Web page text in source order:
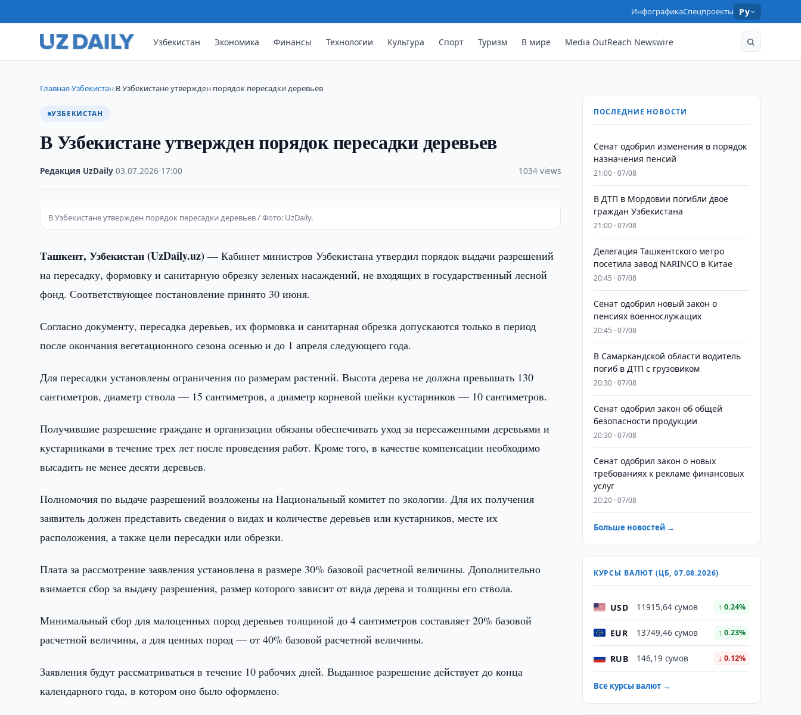
ИнфографикаСпецпроекты Ру
Узбекистан Экономика Финансы Технологии Культура Спорт Туризм В мире Media OutReach Newswire
Главная›Узбекистан›В Узбекистане утвержден порядок пересадки деревьев
УЗБЕКИСТАН
В Узбекистане утвержден порядок пересадки деревьев
Редакция UzDaily ·03.07.2026 17:00 1034 views
В Узбекистане утвержден порядок пересадки деревьев / Фото: UzDaily.
Ташкент, Узбекистан (UzDaily.uz) —Кабинет министров Узбекистана утвердил порядок выдачи разрешений
на пересадку, формовку и санитарную обрезку зеленых насаждений, не входящих в государственный лесной
фонд. Соответствующее постановление принято 30 июня.
Согласно документу, пересадка деревьев, их формовка и санитарная обрезка допускаются только в период
после окончания вегетационного сезона осенью и до 1 апреля следующего года.
Для пересадки установлены ограничения по размерам растений. Высота дерева не должна превышать 130
сантиметров, диаметр ствола — 15 сантиметров, а диаметр корневой шейки кустарников — 10 сантиметров.
Получившие разрешение граждане и организации обязаны обеспечивать уход за пересаженными деревьями и
кустарниками в течение трех лет после проведения работ. Кроме того, в качестве компенсации необходимо
высадить не менее десяти деревьев.
Полномочия по выдаче разрешений возложены на Национальный комитет по экологии. Для их получения
заявитель должен представить сведения о видах и количестве деревьев или кустарников, месте их
расположения, а также цели пересадки или обрезки.
Плата за рассмотрение заявления установлена в размере 30% базовой расчетной величины. Дополнительно
взимается сбор за выдачу разрешения, размер которого зависит от вида дерева и толщины его ствола.
Минимальный сбор для малоценных пород деревьев толщиной до 4 сантиметров составляет 20% базовой
расчетной величины, а для ценных пород — от 40% базовой расчетной величины.
Заявления будут рассматриваться в течение 10 рабочих дней. Выданное разрешение действует до конца
календарного года, в котором оно было оформлено.
ПОСЛЕДНИЕ НОВОСТИ
Сенат одобрил изменения в порядок
назначения пенсий
21:00 · 07/08
В ДТП в Мордовии погибли двое
граждан Узбекистана
21:00 · 07/08
Делегация Ташкентского метро
посетила завод NARINCO в Китае
20:45 · 07/08
Сенат одобрил новый закон о
пенсиях военнослужащих
20:45 · 07/08
В Самаркандской области водитель
погиб в ДТП с грузовиком
20:30 · 07/08
Сенат одобрил закон об общей
безопасности продукции
20:30 · 07/08
Сенат одобрил закон о новых
требованиях к рекламе финансовых
услуг
20:20 · 07/08
Больше новостей →
КУРСЫ ВАЛЮТ (ЦБ, 07.08.2026)
USD 11915,64 сумов ↑ 0.24%
EUR 13749,46 сумов ↑ 0.23%
RUB 146,19 сумов ↓ 0.12%
Все курсы валют →